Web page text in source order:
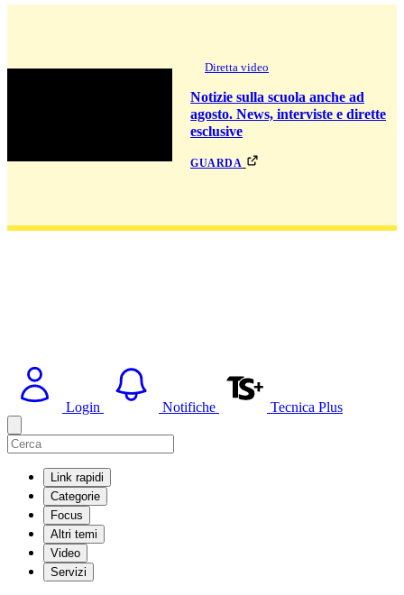
Diretta video
Notizie sulla scuola anche ad
agosto. News, interviste e dirette
esclusive
guarda
Login Notifiche Tecnica Plus
Link rapidi
Categorie
Focus
Altri temi
Video
Servizi